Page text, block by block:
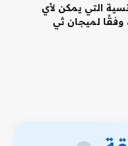
التي يمكن لأي
لميجان ثي